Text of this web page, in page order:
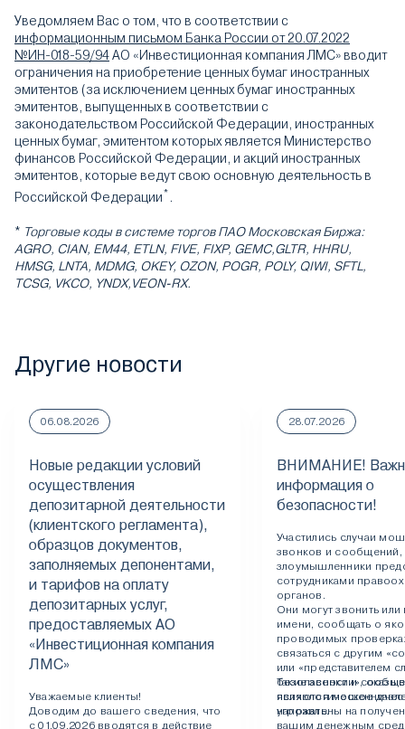
Уведомляем Вас о том, что в соответствии с
информационным письмом Банка России от 20.07.2022
№ИН-018-59/94АО «Инвестиционная компания ЛМС» вводит
ограничения на приобретение ценных бумаг иностранных
эмитентов (за исключением ценных бумаг иностранных
эмитентов, выпущенных в соответствии с
законодательством Российской Федерации, иностранных
ценных бумаг, эмитентом которых является Министерство
финансов Российской Федерации, и акций иностранных
эмитентов, которые ведут свою основную деятельность в
Российской Федерации* .
* Торговые коды в системе торгов ПАО Московская Биржа:
AGRO, CIAN, EM44, ETLN, FIVE, FIXP, GEMC,GLTR, HHRU,
HMSG, LNTA, MDMG, OKEY, OZON, POGR, POLY, QIWI, SFTL,
TCSG, VKCO, YNDX,VEON-RX.
Другие новости
06.08.2026
Новые редакции условий
осуществления
депозитарной деятельности
(клиентского регламента),
образцов документов,
заполняемых депонентами,
и тарифов на оплату
депозитарных услуг,
предоставляемых АО
«Инвестиционная компания
ЛМС»
Уважаемые клиенты!
Доводим до вашего сведения, что
с 01.09.2026 вводятся в действие
28.07.2026
ВНИМАНИЕ!
информация о
безопасности!
Участились случаи
звонков и сообщений,
злоумышленники
сотрудниками
органов.
Они могут звонить или
имени, сообщать о
проводимых
связаться с другим
или «представителем
безопасности»,
психологическое
угрожать.
Такие звонки и
являются
направлены на
вашим денежным